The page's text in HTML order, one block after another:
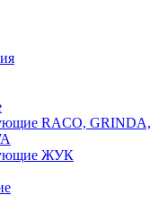
RACO, GRINDA,
ЖУК